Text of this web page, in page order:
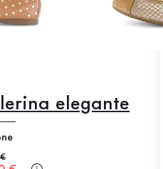
elegante
precedente